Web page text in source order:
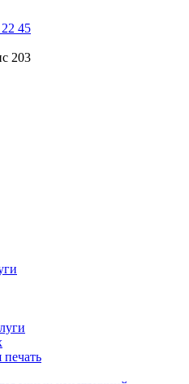
45
203